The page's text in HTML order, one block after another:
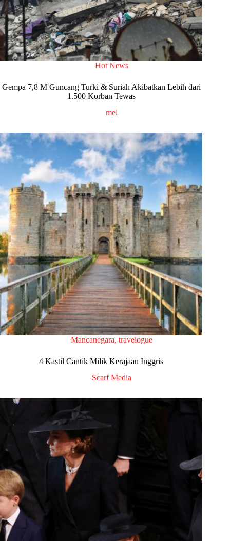
Hot News
Gempa 7,8 M Guncang Turki & Suriah Akibatkan Lebih dari
1.500 Korban Tewas
mel
Mancanegara, travelogue
4 Kastil Cantik Milik Kerajaan Inggris
Scarf Media